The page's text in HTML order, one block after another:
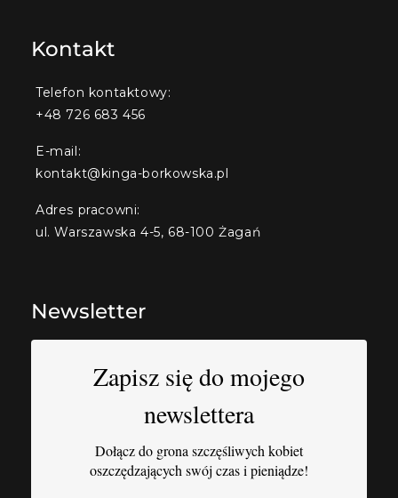
Kontakt
Telefon kontaktowy:
+48 726 683 456
E-mail:
kontakt@kinga-borkowska.pl
Adres pracowni:
ul. Warszawska 4-5, 68-100 Żagań
Newsletter
Zapisz się do mojego
newslettera
Dołącz do grona szczęśliwych kobiet
oszczędzających swój czas i pieniądze!